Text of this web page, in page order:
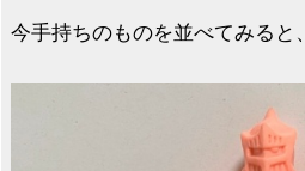
今手持ちのものを並べてみると、